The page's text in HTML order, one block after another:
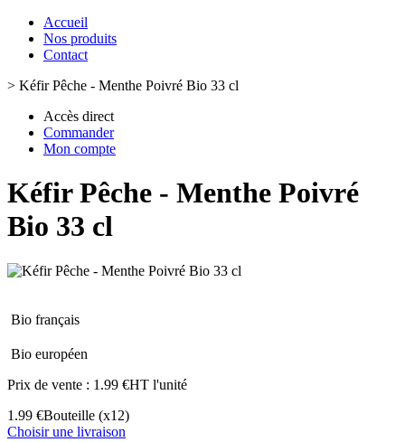
Accueil
Nos produits
Contact
> Kéfir Pêche - Menthe Poivré Bio 33 cl
Accès direct
Commander
Mon compte
Kéfir Pêche - Menthe Poivré
Bio 33 cl
Bio français
Bio européen
Prix de vente : 1.99 €HT l'unité
1.99 €Bouteille (x12)
Choisir une livraison